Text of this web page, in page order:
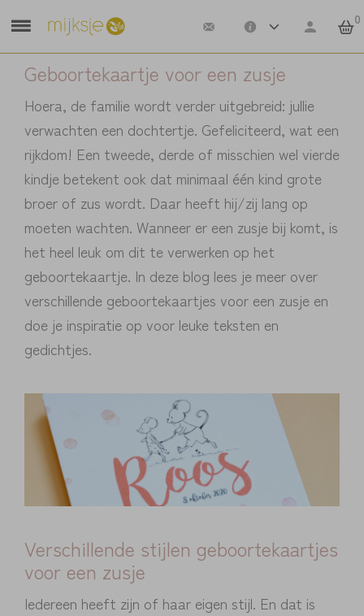
0
Geboortekaartje voor een zusje
Hoera, de familie wordt verder uitgebreid: jullie
verwachten een dochtertje. Gefeliciteerd, wat een
rijkdom! Een tweede, derde of misschien wel vierde
kindje betekent ook dat minimaal één kind grote
broer of zus wordt. Daar heeft hij/zij lang op
moeten wachten. Wanneer er een zusje bij komt, is
het heel leuk om dit te verwerken op het
geboortekaartje. In deze blog lees je meer over
verschillende geboortekaartjes voor een zusje en
doe je inspiratie op voor leuke teksten en
gedichtjes.
Verschillende stijlen geboortekaartjes
voor een zusje
Iedereen heeft zijn of haar eigen stijl. En dat is